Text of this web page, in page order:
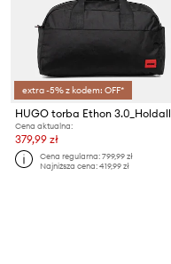
extra -5% z kodem: OFF*
HUGO torba Ethon 3.0_Holdall
Cena aktualna:
379,99 zł
Cena regularna:799,99 zł
Najniższa cena:419,99 zł